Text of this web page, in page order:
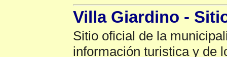
Villa Giardino -
Sitio oficial de la
información turistica y de